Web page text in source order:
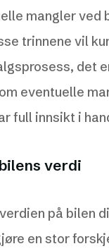
mangler ved
trinnene vil
det
eventuelle
full innsikt i
verdi
på bilen
en stor